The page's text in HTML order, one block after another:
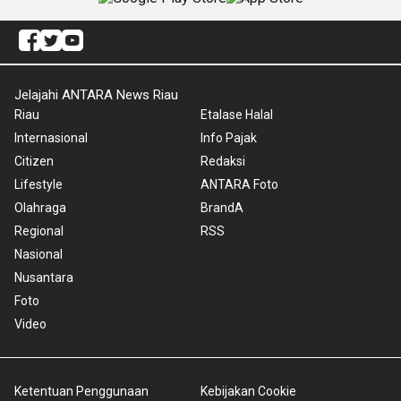
Jelajahi ANTARA News Riau
Riau
Internasional
Citizen
Lifestyle
Olahraga
Regional
Nasional
Nusantara
Foto
Video
Etalase Halal
Info Pajak
Redaksi
ANTARA Foto
BrandA
RSS
Ketentuan Penggunaan Kebijakan Cookie